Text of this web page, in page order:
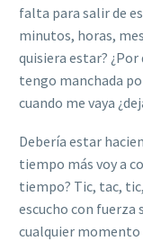
falta para salir de
minutos, horas,
quisiera estar?
tengo manchada
cuando me vaya
Debería estar
tiempo más voy a
tiempo? Tic, tac,
escucho con fuerza
cualquier momento